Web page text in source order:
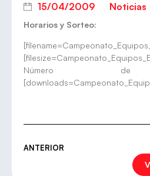
15/04/2009 Noticias
Horarios y Sorteo:
Número de
ANTERIOR